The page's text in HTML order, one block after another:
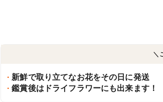
＼
新鮮で取り立てなお花をその日に発送
鑑賞後はドライフラワーにも出来ます！